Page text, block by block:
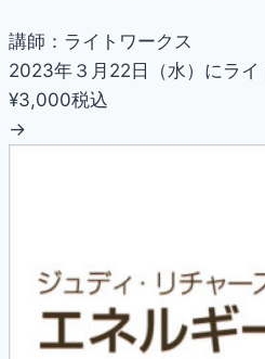
講師：ライトワークス
2023年３月22日（水）にラ
¥3,000税込
→